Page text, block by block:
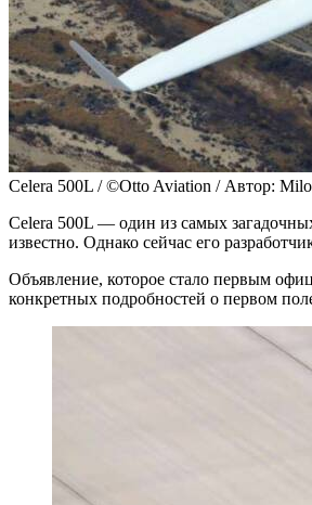
Celera 500L / ©Otto Aviation / Автор:
Celera 500L — один из самых
известно. Однако сейчас его
Объявление, которое стало первым
конкретных подробностей о первом